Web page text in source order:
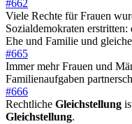
#662
Viele Rechte für Frauen
Sozialdemokraten
Ehe und Familie und
#665
Immer mehr Frauen und
Familienaufgaben
#666
Rechtliche Gleichstellung
Gleichstellung.